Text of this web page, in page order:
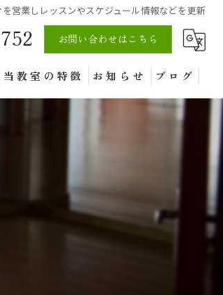
営業しレッスンやスケジュール情報などを更新
お問い合わせはこちら
当教室の特徴 お知らせ ブログ